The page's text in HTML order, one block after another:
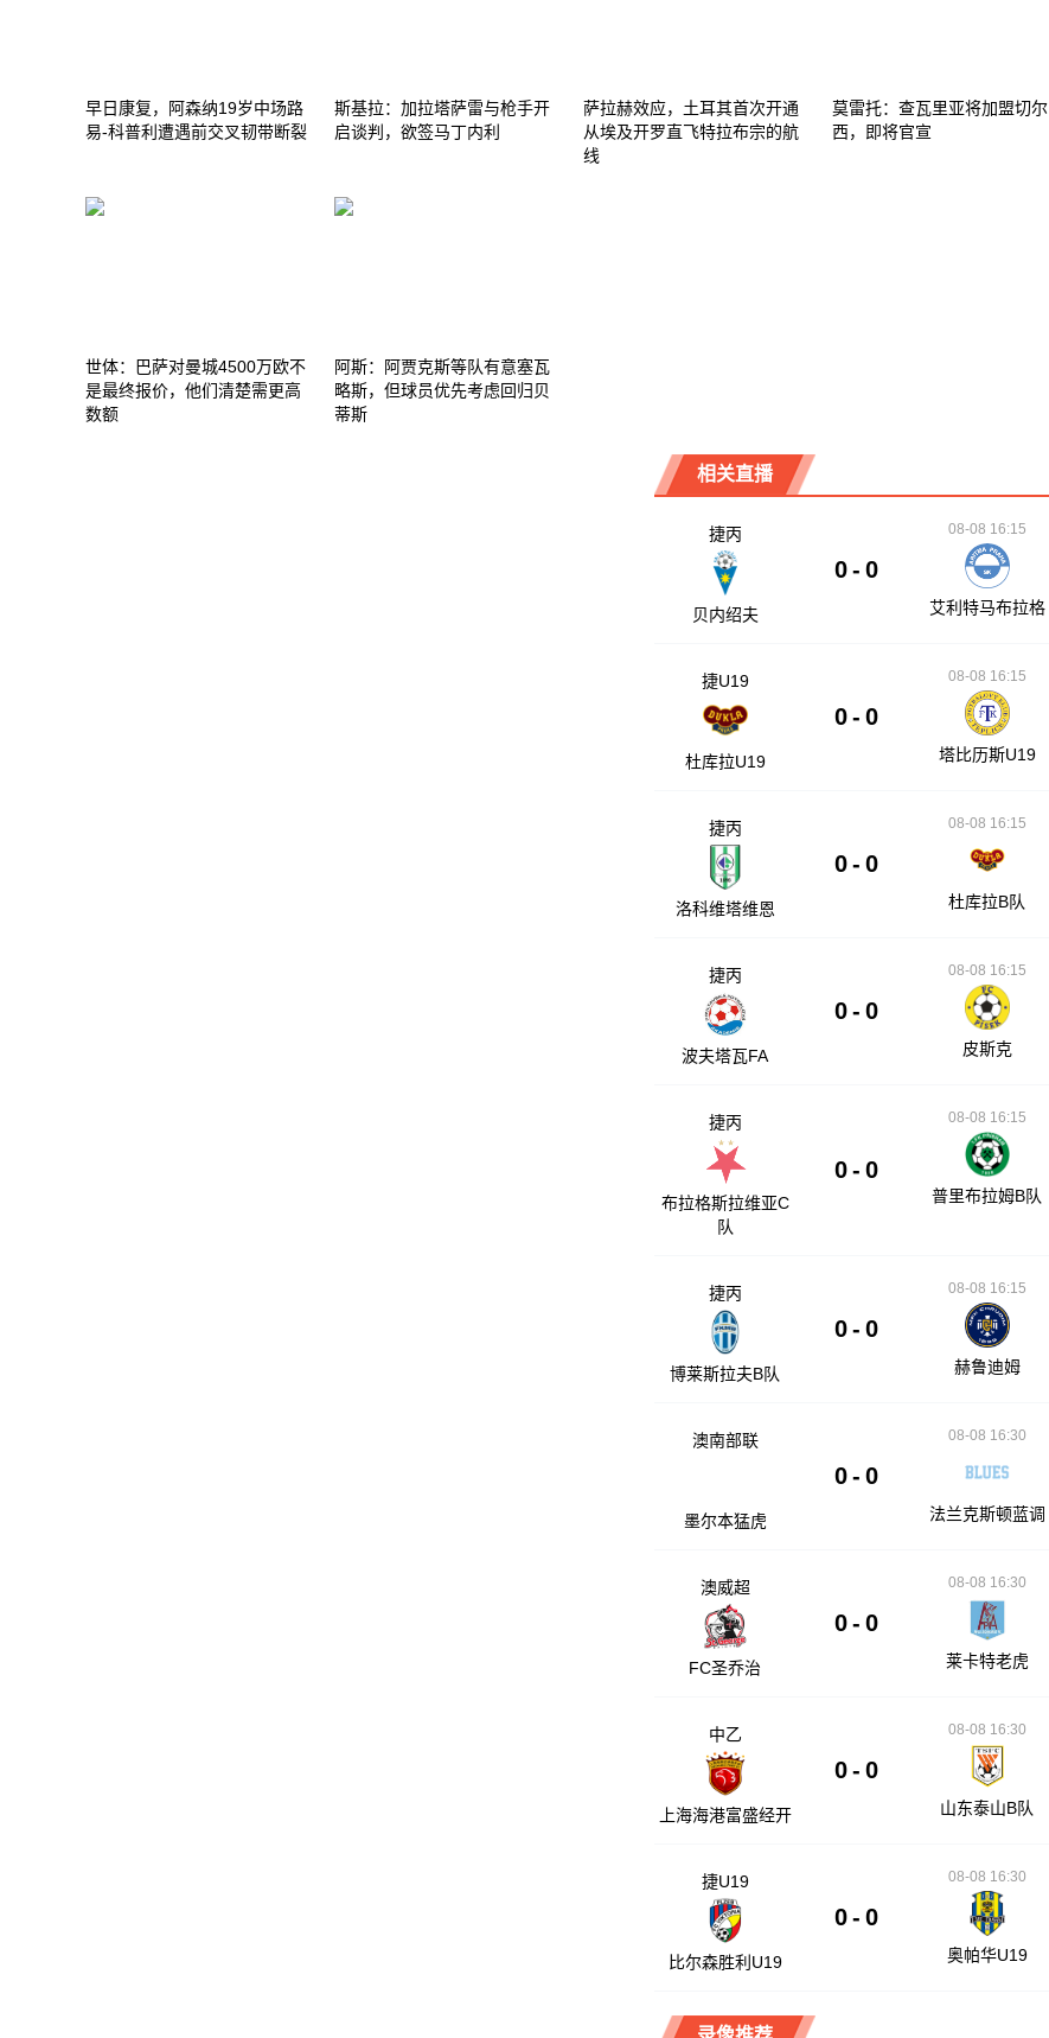
早日康复，阿森纳19岁中场路
易-科普利遭遇前交叉韧带断裂
斯基拉：加拉塔萨雷与枪手开
启谈判，欲签马丁内利
萨拉赫效应，土耳其首次开通
从埃及开罗直飞特拉布宗的航
线
莫雷托：查瓦里亚将加盟切尔
西，即将官宣
世体：巴萨对曼城4500万欧不
是最终报价，他们清楚需更高
数额
阿斯：阿贾克斯等队有意塞瓦
略斯，但球员优先考虑回归贝
蒂斯
相关直播
捷丙
贝内绍夫
0 - 0
08-08 16:15
艾利特马布拉格
捷U19
杜库拉U19
0 - 0
08-08 16:15
塔比历斯U19
捷丙
洛科维塔维恩
0 - 0
08-08 16:15
杜库拉B队
捷丙
波夫塔瓦FA
0 - 0
08-08 16:15
皮斯克
捷丙
布拉格斯拉维亚C
队
0 - 0
08-08 16:15
普里布拉姆B队
捷丙
博莱斯拉夫B队
0 - 0
08-08 16:15
赫鲁迪姆
澳南部联
墨尔本猛虎
0 - 0
08-08 16:30
法兰克斯顿蓝调
澳威超
FC圣乔治
0 - 0
08-08 16:30
莱卡特老虎
中乙
上海海港富盛经开
0 - 0
08-08 16:30
山东泰山B队
捷U19
比尔森胜利U19
0 - 0
08-08 16:30
奥帕华U19